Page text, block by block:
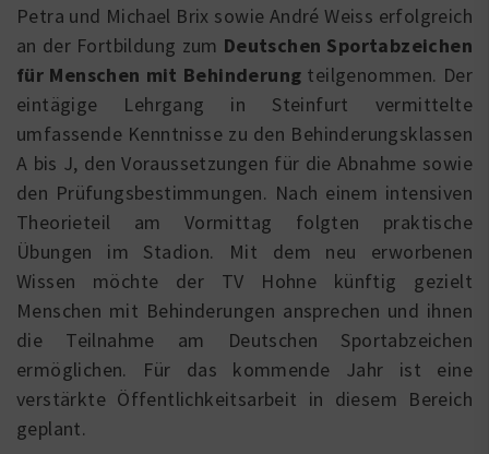
Petra und Michael Brix sowie André Weiss erfolgreich
an der Fortbildung zum Deutschen Sportabzeichen
für Menschen mit Behinderung teilgenommen. Der
eintägige Lehrgang in Steinfurt vermittelte
umfassende Kenntnisse zu den Behinderungsklassen
A bis J, den Voraussetzungen für die Abnahme sowie
den Prüfungsbestimmungen. Nach einem intensiven
Theorieteil am Vormittag folgten praktische
Übungen im Stadion. Mit dem neu erworbenen
Wissen möchte der TV Hohne künftig gezielt
Menschen mit Behinderungen ansprechen und ihnen
die Teilnahme am Deutschen Sportabzeichen
ermöglichen. Für das kommende Jahr ist eine
verstärkte Öffentlichkeitsarbeit in diesem Bereich
geplant.